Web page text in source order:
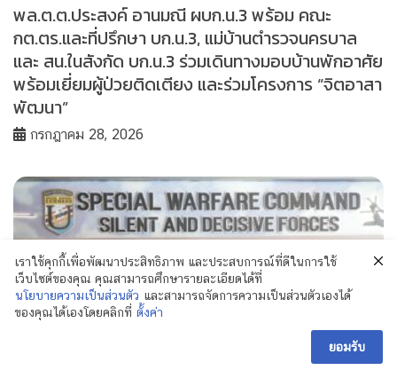
พล.ต.ต.ประสงค์ อานมณี ผบก.น.3 พร้อม คณะ
กต.ตร.และที่ปรึกษา บก.น.3, แม่บ้านตำรวจนครบาล
และ สน.ในสังกัด บก.น.3 ร่วมเดินทางมอบบ้านพักอาศัย
พร้อมเยี่ยมผู้ป่วยติดเตียง และร่วมโครงการ “จิตอาสา
พัฒนา”
กรกฎาคม 28, 2026
เราใช้คุกกี้เพื่อพัฒนาประสิทธิภาพ และประสบการณ์ที่ดีในการใช้
เว็บไซต์ของคุณ คุณสามารถศึกษารายละเอียดได้ที่
นโยบายความเป็นส่วนตัว และสามารถจัดการความเป็นส่วนตัวเองได้
ของคุณได้เองโดยคลิกที่ ตั้งค่า
ยอมรับ